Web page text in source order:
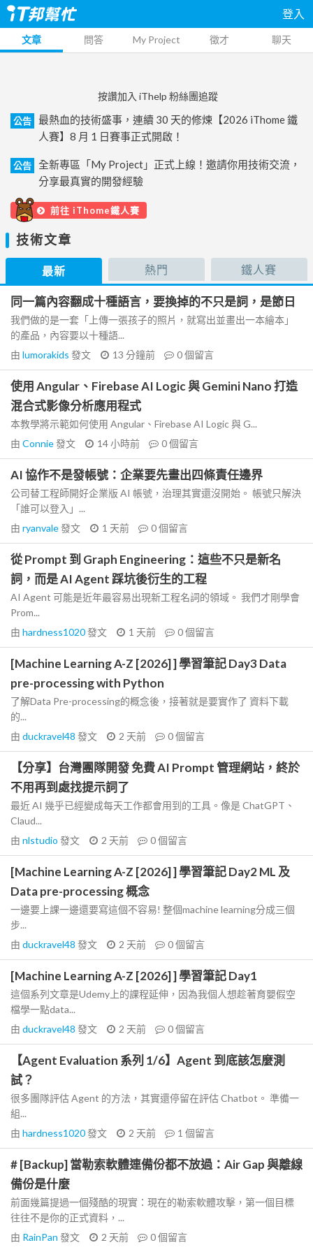
登入
文章 問答 My Project 徵才 聊天
按讚加入 iThelp 粉絲團追蹤
公告
最熱血的技術盛事，連續 30 天的修煉【2026 iThome 鐵
人賽】8 月 1 日賽事正式開啟！
公告
全新專區「My Project」正式上線！邀請你用技術交流，
分享最真實的開發經驗
前往 iThome鐵人賽
技術文章
最新 熱門 鐵人賽
同一篇內容翻成十種語言，要換掉的不只是詞，是節日
我們做的是一套「上傳一張孩子的照片，就寫出並畫出一本繪本」
的產品，內容要以十種語...
由 lumorakids 發文 13 分鐘前 0個留言
使用 Angular、Firebase AI Logic 與 Gemini Nano 打造
混合式影像分析應用程式
本教學將示範如何使用 Angular、Firebase AI Logic 與 G...
由 Connie發文 14 小時前 0個留言
AI 協作不是發帳號：企業要先畫出四條責任邊界
公司替工程師開好企業版 AI 帳號，治理其實還沒開始。 帳號只解決
「誰可以登入」...
由 ryanvale發文 1 天前 0個留言
從 Prompt 到 Graph Engineering：這些不只是新名
詞，而是 AI Agent 踩坑後衍生的工程
AI Agent 可能是近年最容易出現新工程名詞的領域。 我們才剛學會
Prom...
由 hardness1020發文 1 天前 0個留言
[Machine Learning A-Z [2026] ] 學習筆記 Day3 Data
pre-processing with Python
了解Data Pre-processing的概念後，接著就是要實作了 資料下載
的...
由 duckravel48 發文 2 天前 0個留言
【分享】台灣團隊開發 免費 AI Prompt 管理網站，終於
不用再到處找提示詞了
最近 AI 幾乎已經變成每天工作都會用到的工具。像是 ChatGPT、
Claud...
由 nlstudio 發文 2 天前 0個留言
[Machine Learning A-Z [2026] ] 學習筆記 Day2 ML 及
Data pre-processing 概念
一邊要上課一邊還要寫這個不容易! 整個machine learning分成三個
步...
由 duckravel48 發文 2 天前 0個留言
[Machine Learning A-Z [2026] ] 學習筆記 Day1
這個系列文章是Udemy上的課程延伸，因為我個人想趁著育嬰假空
檔學一點data...
由 duckravel48 發文 2 天前 0個留言
【Agent Evaluation 系列 1/6】Agent 到底該怎麼測
試？
很多團隊評估 Agent 的方法，其實還停留在評估 Chatbot。 準備一
組...
由 hardness1020發文 2 天前 1 個留言
# [Backup] 當勒索軟體連備份都不放過：Air Gap 與離線
備份是什麼
前面幾篇提過一個殘酷的現實：現在的勒索軟體攻擊，第一個目標
往往不是你的正式資料，...
由 RainPan 發文 2 天前 0個留言